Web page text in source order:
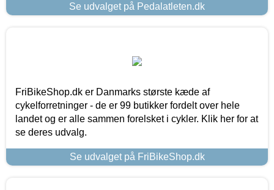
Se udvalget på Pedalatleten.dk
FriBikeShop.dk er Danmarks største kæde af
cykelforretninger - de er 99 butikker fordelt over hele
landet og er alle sammen forelsket i cykler. Klik her for at
se deres udvalg.
Se udvalget på FriBikeShop.dk